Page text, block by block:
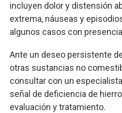
incluyen dolor y distensión
extrema, náuseas y
algunos casos con
Ante un deseo persistente
otras sustancias no
consultar con un
señal de deficiencia de
evaluación y tratamiento.